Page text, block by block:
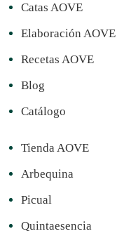
Catas AOVE
Elaboración AOVE
Recetas AOVE
Blog
Catálogo
Tienda AOVE
Arbequina
Picual
Quintaesencia